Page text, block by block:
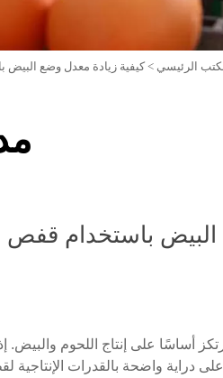
الرئيسي >كيفية زيادة معدل وضع
باستخدام قفص
أساسًا على إنتاج اللحوم
دراية واضحة بالقدرات